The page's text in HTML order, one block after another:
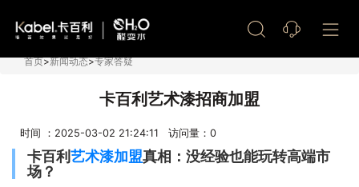
首页>新闻动态>专家答疑
卡百利艺术漆招商加盟
时间 ：2025-03-02 21:24:11 访问量： 0
卡百利艺术漆加盟真相：没经验也能玩转高端市
场？